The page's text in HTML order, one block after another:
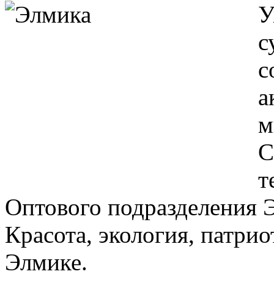
Оптового подразделения
Красота, экология,
Элмике.